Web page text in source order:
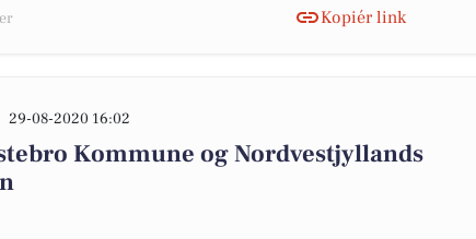
Kopiér link
29-08-2020 16:02
Kommune og Nordvestjyllands